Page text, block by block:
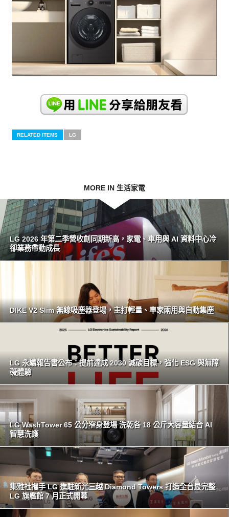
RELATED ITEMS LG
MORE IN 生活家電
LG 2026 年第二季營收創同期新高，家電、車用與 AI 資料中心冷
卻業務帶動成長
DIKE V2 Slim 無線吸塵器登場，主打輕量、車家兩用與自動集塵
LG 永續報告書公布：提前達成 2030 減碳目標，強化 ESG 與無障
礙體驗
LG WashTower 65 公分窄身登場 洗乾各 18 公斤大容量結合 AI
智慧洗護
集雅社攜手 LG 進駐新光三越 Diamond Towers 打造全台最完整
LG 旗艦館 7 月正式開幕